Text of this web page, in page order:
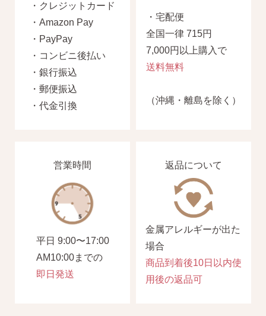
ピアスホールアドバイザー
なでしこスタイルの
安心サポート
「ピアス初めてBOOK」同梱
ピアス初心者さんの素朴な疑問を解消です
（初回のみ）。
ピアスホールのお悩み相談室
・クレジットカード
・Amazon Pay
・PayPay
・コンビニ後払い
・銀行振込
・郵便振込
・代金引換
・宅配便
全国一律 715円
7,000円以上購入で
送料無料
（沖縄・離島を除く）
営業時間
平日 9:00〜17:00
AM10:00までの
即日発送
返品について
金属アレルギーが出た
場合
商品到着後10日以内使
用後の返品可